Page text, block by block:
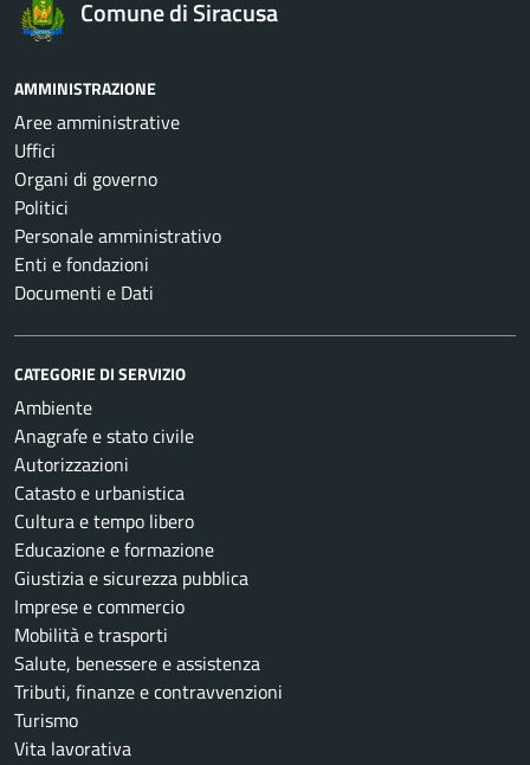
Comune di Siracusa
AMMINISTRAZIONE
Aree amministrative
Uffici
Organi di governo
Politici
Personale amministrativo
Enti e fondazioni
Documenti e Dati
CATEGORIE DI SERVIZIO
Ambiente
Anagrafe e stato civile
Autorizzazioni
Catasto e urbanistica
Cultura e tempo libero
Educazione e formazione
Giustizia e sicurezza pubblica
Imprese e commercio
Mobilità e trasporti
Salute, benessere e assistenza
Tributi, finanze e contravvenzioni
Turismo
Vita lavorativa